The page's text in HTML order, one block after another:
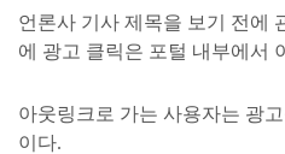
언론사 기사 제목을 보기 전에
에 광고 클릭은 포털 내부에서
아웃링크로 가는 사용자는 광
이다.